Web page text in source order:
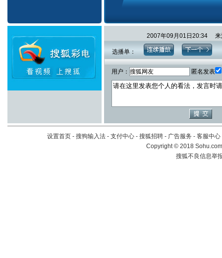
2007年09月01日20:34
选播单：
用户： 匿名发表
设置首页 - 搜狗输入法 - 支付中心 - 搜狐招聘 - 广告服务 - 客服中心
Copyright©2018
搜狐不良信息举